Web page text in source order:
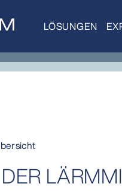
LÖSUNGEN